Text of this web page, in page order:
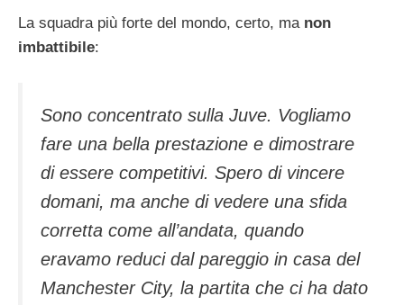
La squadra più forte del mondo, certo, ma non
imbattibile:
Sono concentrato sulla Juve. Vogliamo
fare una bella prestazione e dimostrare
di essere competitivi. Spero di vincere
domani, ma anche di vedere una sfida
corretta come all’andata, quando
eravamo reduci dal pareggio in casa del
Manchester City, la partita che ci ha dato